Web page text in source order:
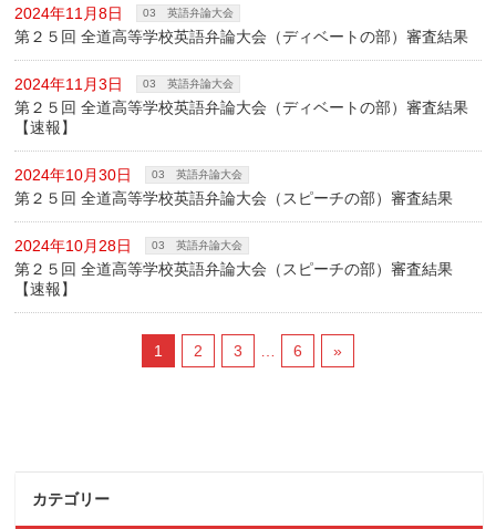
2024年11月8日 03 英語弁論大会
第２５回 全道高等学校英語弁論大会（ディベートの部）審査結果
2024年11月3日 03 英語弁論大会
第２５回 全道高等学校英語弁論大会（ディベートの部）審査結果
【速報】
2024年10月30日 03 英語弁論大会
第２５回 全道高等学校英語弁論大会（スピーチの部）審査結果
2024年10月28日 03 英語弁論大会
第２５回 全道高等学校英語弁論大会（スピーチの部）審査結果
【速報】
1 2 3 6 »
カテゴリー